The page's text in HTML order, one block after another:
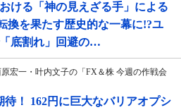
ける「神の見えざる手」による
換を果たす歴史的な一幕に!?ユ
底割れ」回避の…
宏一・叶内文子の「FX＆株 今週の作戦会
待！ 162円に巨大なバリアオプシ